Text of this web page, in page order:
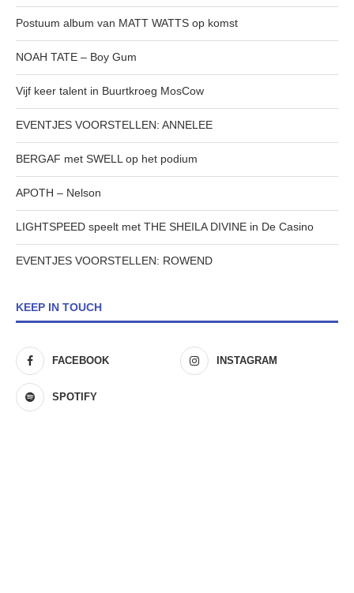
Postuum album van MATT WATTS op komst
NOAH TATE – Boy Gum
Vijf keer talent in Buurtkroeg MosCow
EVENTJES VOORSTELLEN: ANNELEE
BERGAF met SWELL op het podium
APOTH – Nelson
LIGHTSPEED speelt met THE SHEILA DIVINE in De Casino
EVENTJES VOORSTELLEN: ROWEND
KEEP IN TOUCH
FACEBOOK INSTAGRAM
SPOTIFY